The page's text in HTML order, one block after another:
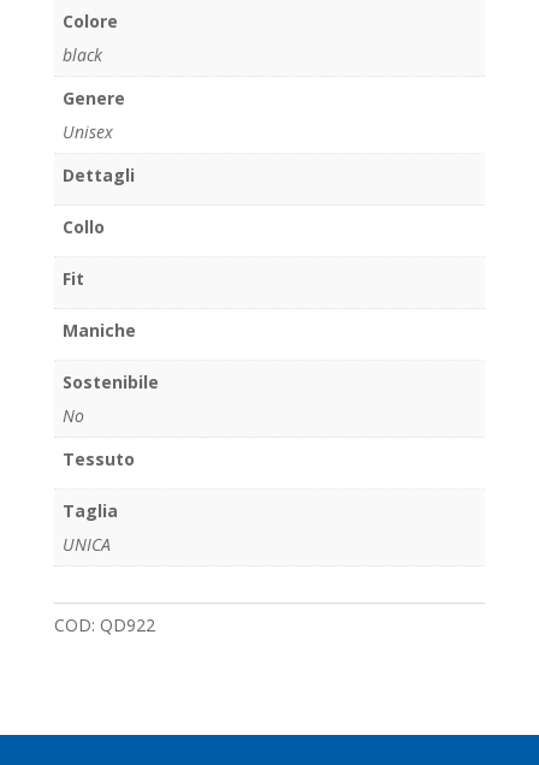
Colore
black
Genere
Unisex
Dettagli
Collo
Fit
Maniche
Sostenibile
No
Tessuto
Taglia
UNICA
COD: QD922